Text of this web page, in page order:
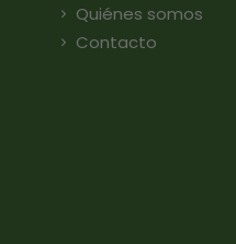
Quiénes somos
Contacto